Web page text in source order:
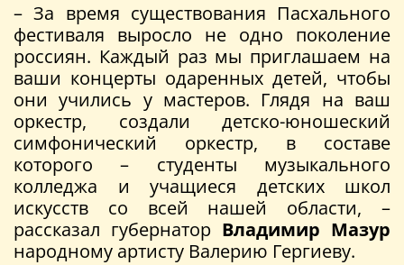
– За время существования Пасхального
фестиваля выросло не одно поколение
россиян. Каждый раз мы приглашаем на
ваши концерты одаренных детей, чтобы
они учились у мастеров. Глядя на ваш
оркестр, создали детско-юношеский
симфонический оркестр, в составе
которого – студенты музыкального
колледжа и учащиеся детских школ
искусств со всей нашей области, –
рассказал губернатор Владимир Мазур
народному артисту Валерию Гергиеву.